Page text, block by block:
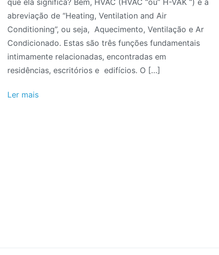
abreviação de “Heating, Ventilation and Air
Conditioning”, ou seja, Aquecimento, Ventilação e Ar
Condicionado. Estas são três funções fundamentais
intimamente relacionadas, encontradas em
residências, escritórios e edifícios. O […]
Ler mais